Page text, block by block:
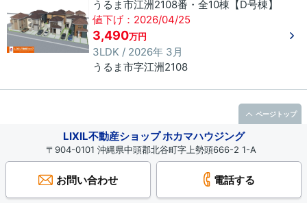
うるま市江洲2108番・全10棟【D号棟】
値下げ：2026/04/25
3,490万円
3LDK / 2026年 3月
うるま市字江洲2108
LIXIL不動産ショップ ホカマハウジング
〒904-0101 沖縄県中頭郡北谷町字上勢頭666-2 1-A
お問い合わせ 電話する
ページトップ